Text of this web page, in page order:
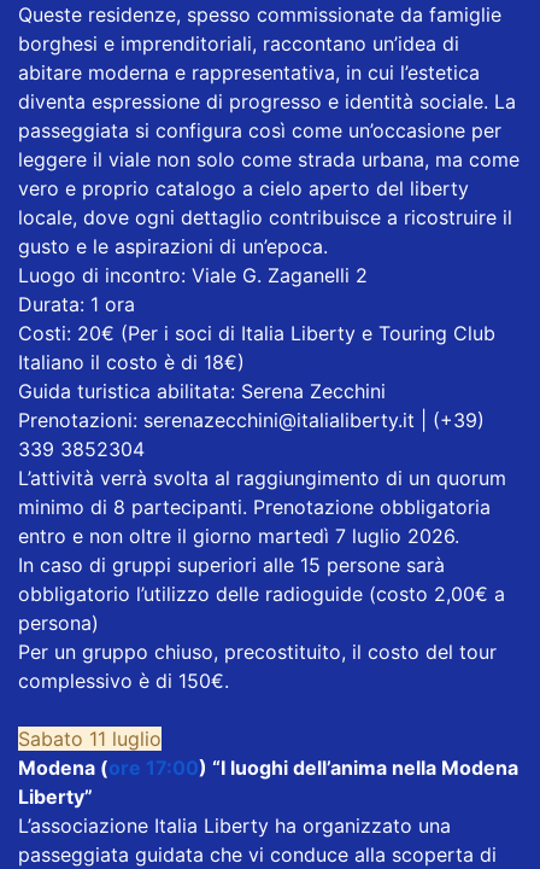
Queste residenze, spesso commissionate da famiglie
borghesi e imprenditoriali, raccontano un’idea di
abitare moderna e rappresentativa, in cui l’estetica
diventa espressione di progresso e identità sociale. La
passeggiata si configura così come un’occasione per
leggere il viale non solo come strada urbana, ma come
vero e proprio catalogo a cielo aperto del liberty
locale, dove ogni dettaglio contribuisce a ricostruire il
gusto e le aspirazioni di un’epoca.
Luogo di incontro: Viale G. Zaganelli 2
Durata: 1 ora
Costi: 20€ (Per i soci di Italia Liberty e Touring Club
Italiano il costo è di 18€)
Guida turistica abilitata: Serena Zecchini
Prenotazioni: serenazecchini@italialiberty.it | (+39)
339 3852304
L’attività verrà svolta al raggiungimento di un quorum
minimo di 8 partecipanti. Prenotazione obbligatoria
entro e non oltre il giorno martedì 7 luglio 2026.
In caso di gruppi superiori alle 15 persone sarà
obbligatorio l’utilizzo delle radioguide (costo 2,00€ a
persona)
Per un gruppo chiuso, precostituito, il costo del tour
complessivo è di 150€.
Sabato 11 luglio
Modena (ore 17:00) “I luoghi dell’anima nella Modena
Liberty”
L’associazione Italia Liberty ha organizzato una
passeggiata guidata che vi conduce alla scoperta di